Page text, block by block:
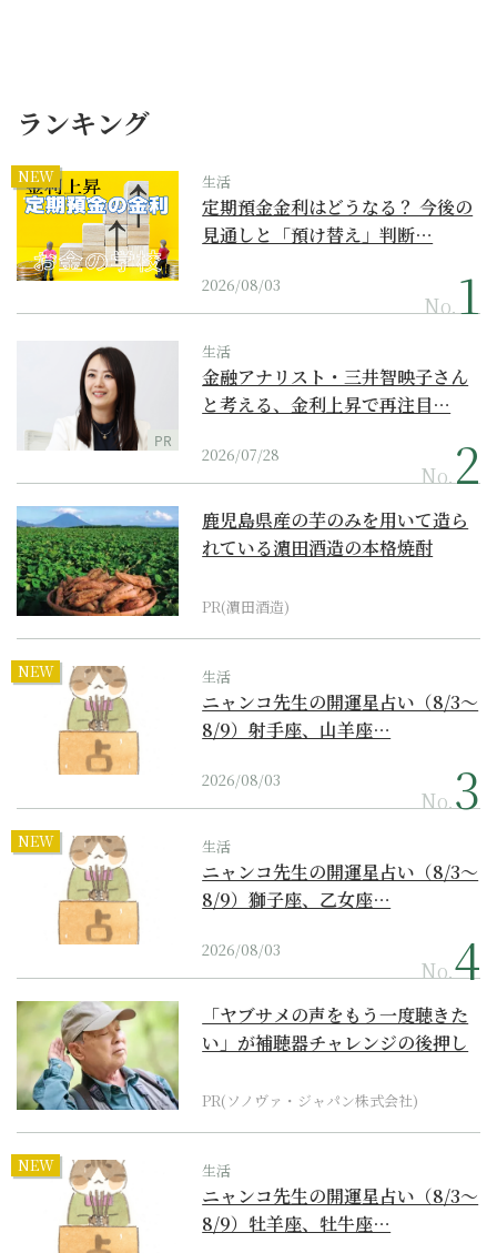
ランキング
NEW 生活
定期預金金利はどうなる？ 今後の
見通しと「預け替え」判断…
2026/08/03
No.
PR
生活
金融アナリスト・三井智映子さん
と考える、金利上昇で再注目…
2026/07/28
No.
鹿児島県産の芋のみを用いて造ら
れている濵田酒造の本格焼酎
PR(濵田酒造)
NEW 生活
ニャンコ先生の開運星占い（8/3～
8/9）射手座、山羊座…
2026/08/03
No.
NEW 生活
ニャンコ先生の開運星占い（8/3～
8/9）獅子座、乙女座…
2026/08/03
No.
「ヤブサメの声をもう一度聴きた
い」が補聴器チャレンジの後押し
PR(ソノヴァ・ジャパン株式会社)
NEW 生活
ニャンコ先生の開運星占い（8/3～
8/9）牡羊座、牡牛座…